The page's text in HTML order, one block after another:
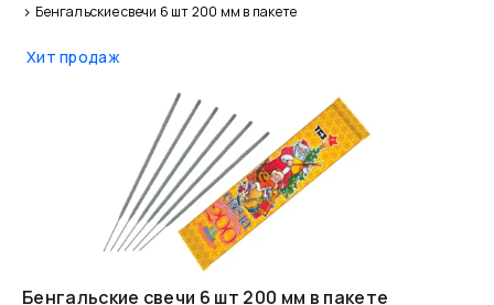
Бенгальские свечи 6 шт 200 мм в пакете
Хит продаж
Бенгальские свечи 6 шт 200 мм в пакете